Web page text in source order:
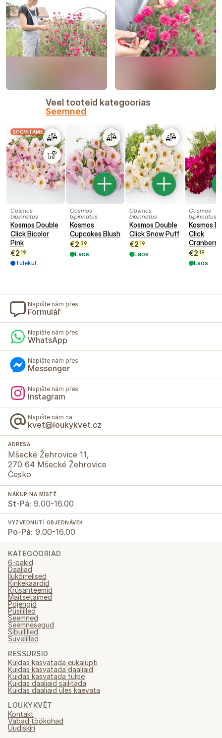
Veel tooteid kategoorias
Seemned
SOOVITAME
Cosmos
bipinnatus
Kosmos Double
Click Bicolor
Pink
€2 19
Tulekul
Cosmos
bipinnatus
Kosmos
Cupcakes Blush
€2 39
Laos
Cosmos
bipinnatus
Kosmos Double
Click Snow Puff
€2 19
Laos
Cosmos
bipinnatus
Kosmos
Click
€2 19
Laos
Napište nám přes
Formulář
Napište nám přes
WhatsApp
Napište nám přes
Messenger
Napište nám přes
Instagram
Napište nám na
kvet@loukykvet.cz
ADRESA
Mšecké Žehrovice 11,
270 64 Mšecké Žehrovice
Česko
NÁKUP NA MÍSTĚ
St-Pá: 9.00-16.00
VYZVEDNUTÍ OBJEDNÁVEK
Po-Pá: 9.00-16.00
KATEGOORIAD
6-pakid
Daaliad
Ilukõrrelised
Kinkekaardid
Krüsanteemid
Maitsetaimed
Pojengid
Püsililled
Seemned
Seemnesegud
Sibullilled
Suvelilled
RESSURSID
Kuidas kasvatada eukalüpti
Kuidas kasvatada daaliaid
Kuidas kasvatada tulpe
Kuidas daaliaid säilitada
Kuidas daaliaid üles kaevata
LOUKYKVĚT
Kontakt
Vabad töökohad
Uudiskiri